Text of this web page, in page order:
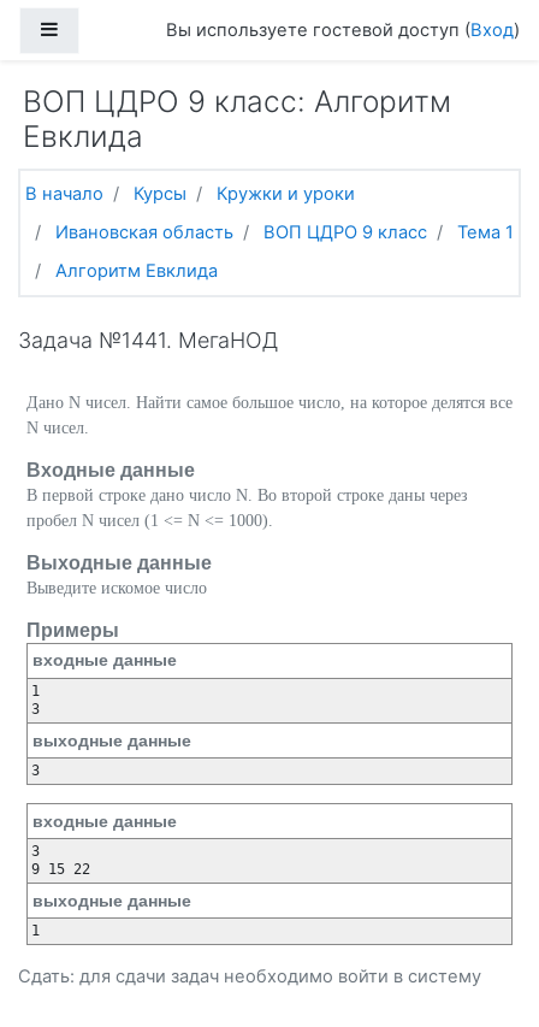
Боковая панельВы используете гостевой доступ (Вход)
ВОП ЦДРО 9 класс: Алгоритм
Евклида
В начало Курсы
Кружки и уроки
Ивановская область
ВОП ЦДРО 9 класс
Тема 1
Алгоритм Евклида
Задача №1441. МегаНОД
Дано N чисел. Найти самое большое число, на которое делятся все
N чисел.
Входные данные
В первой строке дано число N . Во второй строке даны через
пробел N чисел (1 <= N <= 1000).
Выходные данные
Выведите искомое число
Примеры
входные данные
1
выходные данные
входные данные
3
выходные данные
Сдать: для сдачи задач необходимо войти в систему